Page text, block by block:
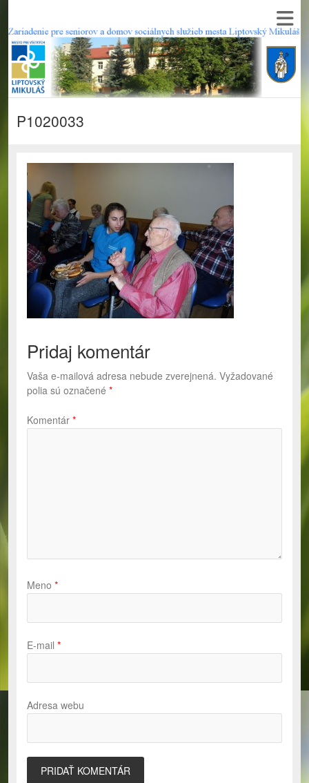
P1020033
Pridaj komentár
Vaša e-mailová adresa nebude zverejnená. Vyžadované
polia sú označené *
Komentár *
Meno *
E-mail *
Adresa webu